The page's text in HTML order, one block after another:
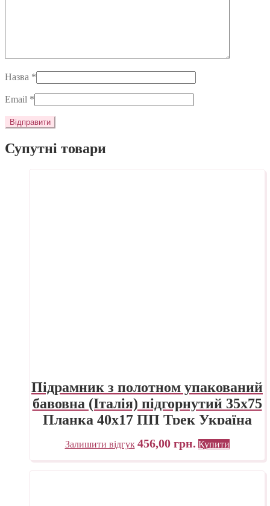
Назва *
Email *
Супутні товари
Підрамник з полотном упакований
бавовна (Італія) підгорнутий 35х75
Планка 40х17 ПП Трек Україна
Залишити відгук 456,00 грн. Купити